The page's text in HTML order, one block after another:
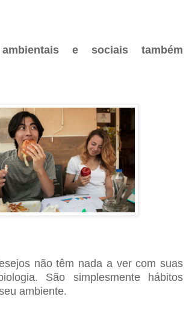
e sociais também
não têm nada a ver com suas
São simplesmente hábitos
ambiente.